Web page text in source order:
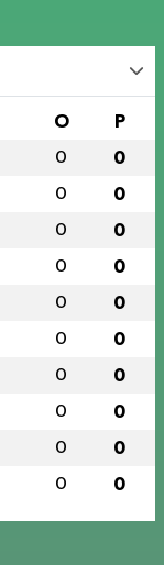
O P
0 0
0 0
0 0
0 0
0 0
0 0
0 0
0 0
0 0
0 0